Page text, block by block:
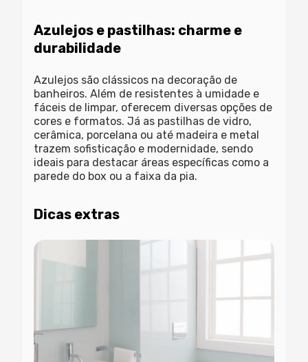
Azulejos e pastilhas: charme e
durabilidade
Azulejos são clássicos na decoração de
banheiros. Além de resistentes à umidade e
fáceis de limpar, oferecem diversas opções de
cores e formatos. Já as pastilhas de vidro,
cerâmica, porcelana ou até madeira e metal
trazem sofisticação e modernidade, sendo
ideais para destacar áreas específicas como a
parede do box ou a faixa da pia.
Dicas extras